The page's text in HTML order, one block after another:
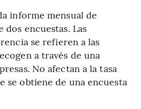
informe mensual de
encuestas. Las
se refieren a las
a través de una
No afectan a la tasa
se obtiene de una encuesta